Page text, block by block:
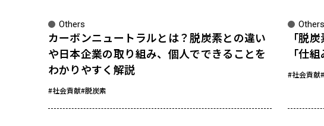
Others
カーボンニュートラルとは？脱炭素との違い
や日本企業の取り組み、個人でできることを
わかりやすく解説
#社会貢献#脱炭素
Others
「脱
「仕
#社会貢献